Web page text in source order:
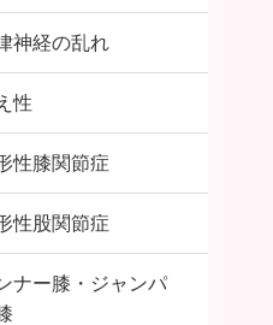
神経の乱れ
性
性膝関節症
性股関節症
ナー膝・ジャンパ